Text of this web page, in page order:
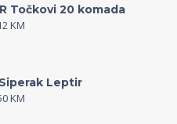
Točkovi 20 komada
KM
Leptir
KM